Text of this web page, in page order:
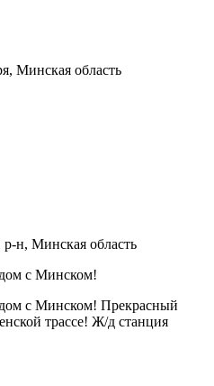
Минская область
н, Минская область
с Минском!
с Минском! Прекрасный
трассе! Ж/д станция